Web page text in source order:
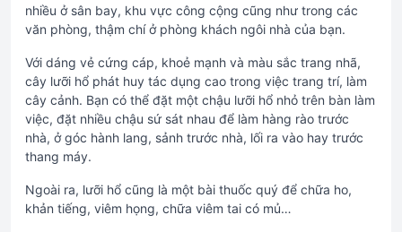
nhiều ở sân bay, khu vực công cộng cũng như trong các
văn phòng, thậm chí ở phòng khách ngôi nhà của bạn.
Với dáng vẻ cứng cáp, khoẻ mạnh và màu sắc trang nhã,
cây lưỡi hổ phát huy tác dụng cao trong việc trang trí, làm
cây cảnh. Bạn có thể đặt một chậu lưỡi hổ nhỏ trên bàn làm
việc, đặt nhiều chậu sứ sát nhau để làm hàng rào trước
nhà, ở góc hành lang, sảnh trước nhà, lối ra vào hay trước
thang máy.
Ngoài ra, lưỡi hổ cũng là một bài thuốc quý để chữa ho,
khản tiếng, viêm họng, chữa viêm tai có mủ…